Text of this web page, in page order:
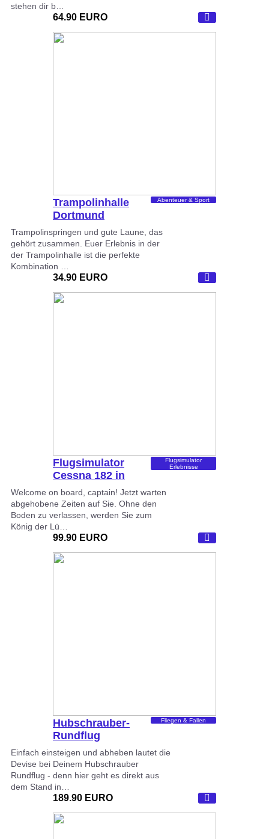
stehen dir b…
64.90 EURO
Trampolinhalle
Dortmund
Abenteuer & Sport
Trampolinspringen und gute Laune, das
gehört zusammen. Euer Erlebnis in der
der Trampolinhalle ist die perfekte
Kombination …
34.90 EURO
Flugsimulator
Cessna 182 in
Dortmund
Flugsimulator
Erlebnisse
Welcome on board, captain! Jetzt warten
abgehobene Zeiten auf Sie. Ohne den
Boden zu verlassen, werden Sie zum
König der Lü…
99.90 EURO
Hubschrauber-
Rundflug
Dortmund
Fliegen & Fallen
Einfach einsteigen und abheben lautet die
Devise bei Deinem Hubschrauber
Rundflug - denn hier geht es direkt aus
dem Stand in…
189.90 EURO